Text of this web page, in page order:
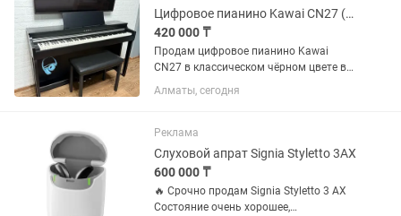
Цифровое пианино Kawai CN27 (чёрное) банкетка
420 000 ₸
Продам цифровое пианино Kawai
CN27 в классическом чёрном цвете в
комплекте с банкеткой. Инструмент в
отличном состоянии, использовался
клавиши, педали, электроника и...
Алматы, сегодня
Реклама
Слуховой апрат Signia Styletto 3AX
600 000 ₸
🔥 Срочно продам Signia Styletto 3 AX
Состояние очень хорошее,